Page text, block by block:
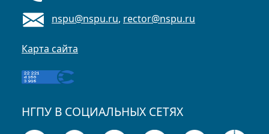
nspu@nspu.ru, rector@nspu.ru
Карта сайта
НГПУ В СОЦИАЛЬНЫХ СЕТЯХ